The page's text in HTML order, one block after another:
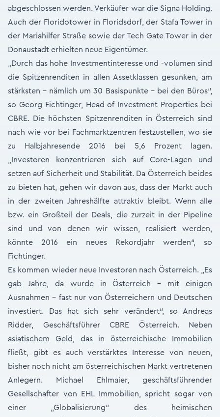
abgeschlossen werden. Verkäufer war die Signa Holding.
Auch der Floridotower in Floridsdorf, der Stafa Tower in
der Mariahilfer Straße sowie der Tech Gate Tower in der
Donaustadt erhielten neue Eigentümer.
„Durch das hohe Investmentinteresse und -volumen sind
die Spitzenrenditen in allen Assetklassen gesunken, am
stärksten – nämlich um 30 Basispunkte – bei den Büros“,
so Georg Fichtinger, Head of Investment Properties bei
CBRE. Die höchsten Spitzenrenditen in Österreich sind
nach wie vor bei Fachmarktzentren festzustellen, wo sie
zu Halbjahresende 2016 bei 5,6 Prozent lagen.
„Investoren konzentrieren sich auf Core-Lagen und
setzen auf Sicherheit und Stabilität. Da Österreich beides
zu bieten hat, gehen wir davon aus, dass der Markt auch
in der zweiten Jahreshälfte attraktiv bleibt. Wenn alle
bzw. ein Großteil der Deals, die zurzeit in der Pipeline
sind und von denen wir wissen, realisiert werden,
könnte 2016 ein neues Rekordjahr werden“, so
Fichtinger.
Es kommen wieder neue Investoren nach Österreich. „Es
gab Jahre, da wurde in Österreich – mit einigen
Ausnahmen - fast nur von Österreichern und Deutschen
investiert. Das hat sich sehr verändert“, so Andreas
Ridder, Geschäftsführer CBRE Österreich. Neben
asiatischem Geld, das in österreichische Immobilien
fließt, gibt es auch verstärktes Interesse von neuen,
bisher noch nicht am österreichischen Markt vertretenen
Anlegern. Michael Ehlmaier, geschäftsführender
Gesellschafter von EHL Immobilien, spricht sogar von
einer „Globalisierung“ des heimischen